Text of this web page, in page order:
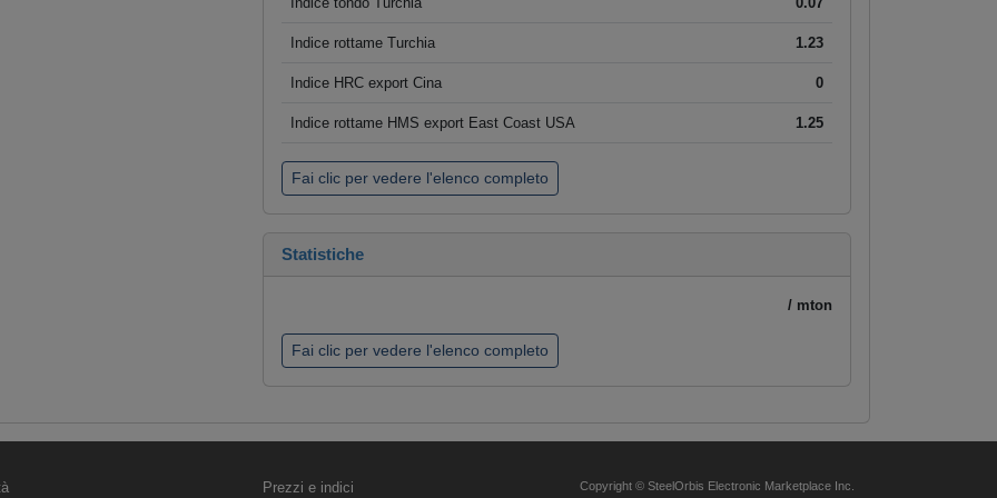
Indice rottame Turchia 1.23
Indice HRC export Cina 0
Indice rottame HMS export East Coast USA 1.25
Fai clic per vedere l'elenco completo
Statistiche
/ mton
Fai clic per vedere l'elenco completo
Prezzi e indici
Copyright © SteelOrbis Electronic Marketplace Inc.